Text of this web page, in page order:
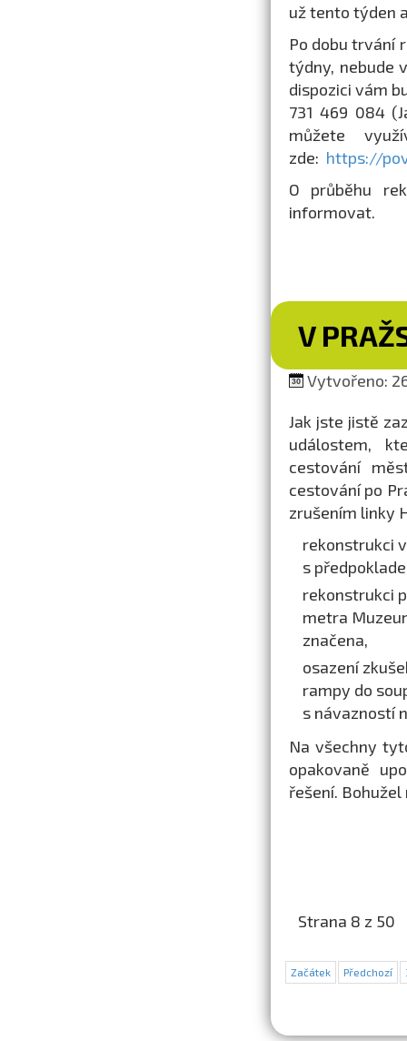
už tento týden
Po dobu trvání
týdny, nebude
dispozici vám
731 469 084
můžete
zde: https://
O průběhu
informovat.
V
Vytvořeno:
Jak jste jistě
událostem,
cestování
cestování po
zrušením linky
rekonstrukci
s
rekonstrukci
metra
značena,
osazení
rampy do
s návazností
Na všechny
opakovaně
řešení.
Strana 8 z 50
Začátek Předchozí